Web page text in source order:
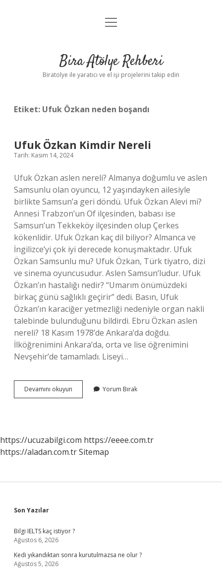
Anasayfa
Yasal Uyarı
menüyü
Bira Atölye Rehberi
Biratolye ile yaratıcı ve el işi projelerini takip edin
Etiket: Ufuk Özkan neden boşandı
Ufuk Özkan Kimdir Nereli
Tarih: Kasım 14, 2024
Ufuk Özkan aslen nereli? Almanya doğumlu ve aslen
Samsunlu olan oyuncu, 12 yaşındayken ailesiyle
birlikte Samsun’a geri döndü. Ufuk Özkan Alevi mi?
Annesi Trabzon’un Of ilçesinden, babası ise
Samsun’un Tekkeköy ilçesinden olup Çerkes
kökenlidir. Ufuk Özkan kaç dil biliyor? Almanca ve
İngilizce’yi çok iyi derecede konuşmaktadır. Ufuk
Özkan Samsunlu mu? Ufuk Özkan, Türk tiyatro, dizi
ve sinema oyuncusudur. Aslen Samsun’ludur. Ufuk
Özkan’ın hastalığı nedir? “Umarım önümüzdeki
birkaç günü sağlıklı geçirir” dedi. Basın, Ufuk
Özkan’ın karaciğer yetmezliği nedeniyle organ nakli
talebinde bulunduğunu bildirdi. Ebru Özkan aslen
nereli? 18 Kasım 1978’de Ankara’da doğdu.
İlköğrenimini Ankara’da, orta ve lise öğrenimini
Nevşehir’de tamamladı. Liseyi…
Devamını okuyun
Özkan
Yorum Bırak
https://ucuzabilgi.com https://eeee.com.tr
https://aladan.com.trSitemap
Sidebar
Son Yazılar
Bilgi IELTS kaç istiyor ?
Ağustos 6, 2026
Kedi yıkandıktan sonra kurutulmazsa ne olur ?
Ağustos 5, 2026